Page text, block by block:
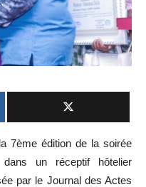
7ème édition de la soirée
un réceptif hôtelier
par le Journal des Actes